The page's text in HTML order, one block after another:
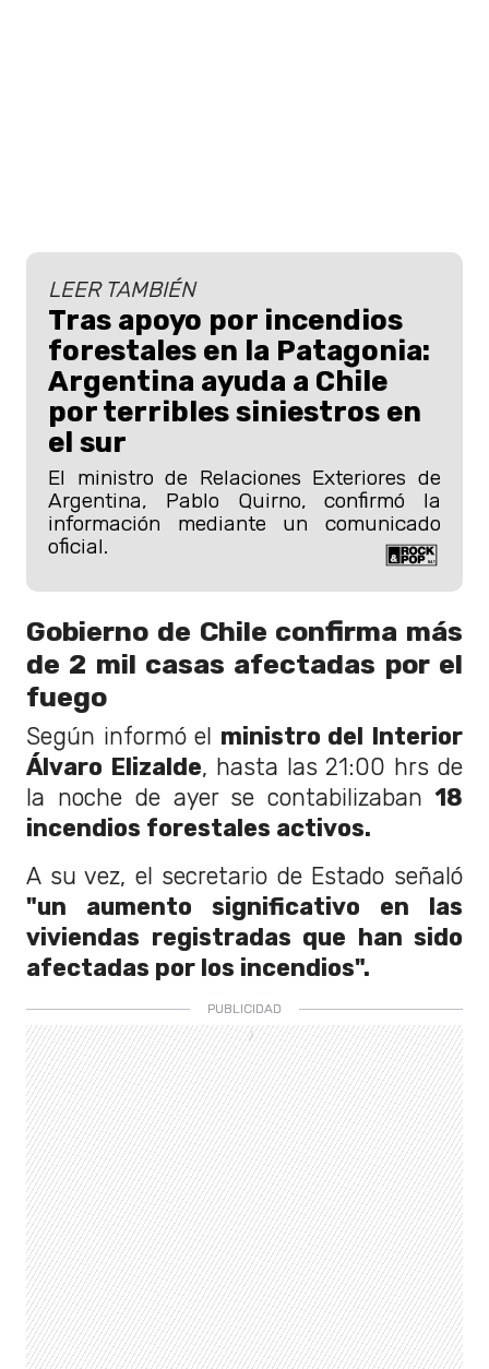
LEER TAMBIÉN
Tras apoyo por incendios
forestales en la Patagonia:
Argentina ayuda a Chile
por terribles siniestros en
el sur
El ministro de Relaciones Exteriores de
Argentina, Pablo Quirno, confirmó la
información mediante un comunicado
oficial.
Gobierno de Chile confirma más
de 2 mil casas afectadas por el
fuego
Según informó el ministro del Interior
Álvaro Elizalde, hasta las 21:00 hrs de
la noche de ayer se contabilizaban18
incendios forestales activos.
A su vez, el secretario de Estado señaló
"un aumento significativo en las
viviendas registradas que han sido
afectadas por los incendios".